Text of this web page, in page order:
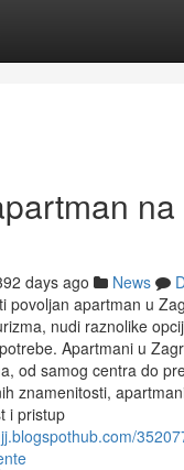
days ago News
povoljan apartman u
nudi raznolike
Apartmani u
od samog centra do
znamenitosti,
i pristup